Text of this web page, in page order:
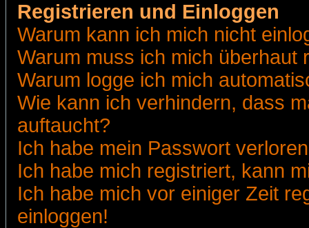
Registrieren und Einloggen
Warum kann ich mich nicht
Warum muss ich mich überhaut
Warum logge ich mich
Wie kann ich verhindern, dass
auftaucht?
Ich habe mein Passwort
Ich habe mich registriert, kann
Ich habe mich vor einiger Zeit
einloggen!